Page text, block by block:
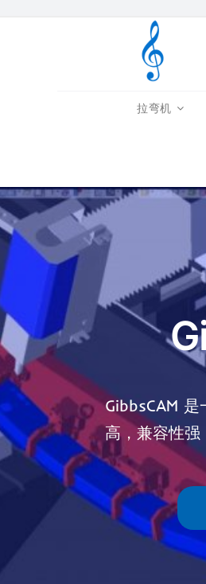
拉弯机
GibbsCAM
高，兼容性强